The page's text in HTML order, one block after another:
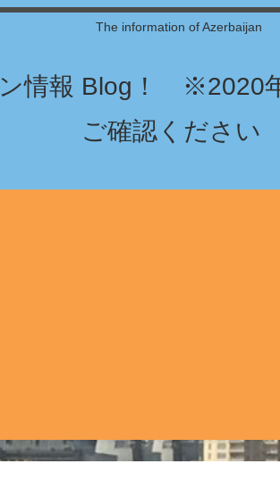
The information of Azerbaijan
情報 Blog！ ※2020
ご確認ください